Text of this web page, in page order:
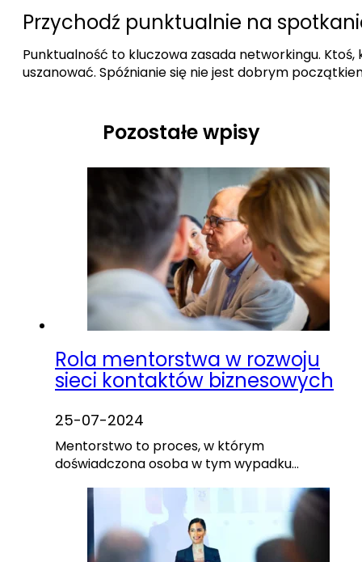
Przychodź punktualnie na
Punktualność to kluczowa zasada networkingu.
uszanować. Spóźnianie się nie jest dobrym
Pozostałe wpisy
Rola mentorstwa w rozwoju
sieci kontaktów biznesowych
25-07-2024
Mentorstwo to proces, w którym
doświadczona osoba w tym wypadku…